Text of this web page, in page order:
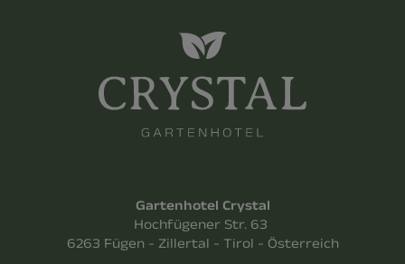
Gartenhotel Crystal
Hochfügener Str. 63
6263 Fügen - Zillertal - Tirol - Österreich